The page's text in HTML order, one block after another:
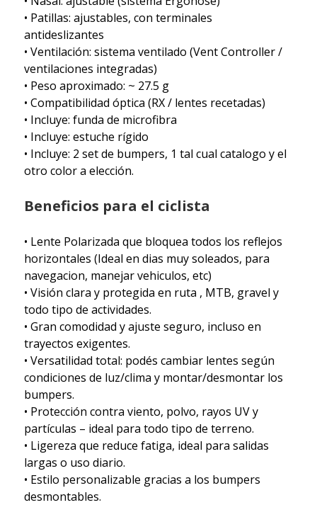
• Patillas: ajustables, con terminales
antideslizantes
• Ventilación: sistema ventilado (Vent Controller /
ventilaciones integradas)
• Peso aproximado: ~ 27.5 g
• Compatibilidad óptica (RX / lentes recetadas)
• Incluye: funda de microfibra
• Incluye: estuche rígido
• Incluye: 2 set de bumpers, 1 tal cual catalogo y el
otro color a elección.
Beneficios para el ciclista
• Lente Polarizada que bloquea todos los reflejos
horizontales (Ideal en dias muy soleados, para
navegacion, manejar vehiculos, etc)
• Visión clara y protegida en ruta , MTB, gravel y
todo tipo de actividades.
• Gran comodidad y ajuste seguro, incluso en
trayectos exigentes.
• Versatilidad total: podés cambiar lentes según
condiciones de luz/clima y montar/desmontar los
bumpers.
• Protección contra viento, polvo, rayos UV y
partículas – ideal para todo tipo de terreno.
• Ligereza que reduce fatiga, ideal para salidas
largas o uso diario.
• Estilo personalizable gracias a los bumpers
desmontables.